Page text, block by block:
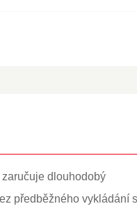
dlouhodobý
předběžného vykládání